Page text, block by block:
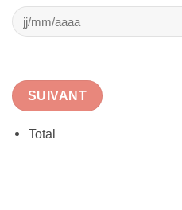
SUIVANT
Total